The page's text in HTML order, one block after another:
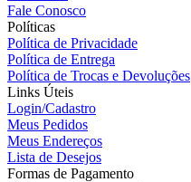
Fale Conosco
Políticas
Política de Privacidade
Política de Entrega
Política de Trocas e Devoluções
Links Úteis
Login/Cadastro
Meus Pedidos
Meus Endereços
Lista de Desejos
Formas de Pagamento